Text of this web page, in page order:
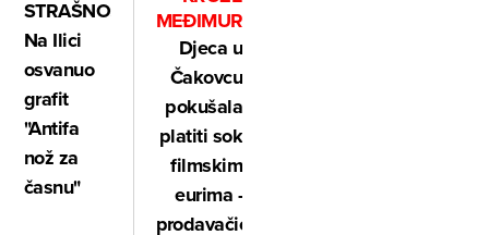
STRAŠNO:
Na Ilici
osvanuo
grafit
"Antifa
nož za
časnu"
MEĐIMURJEM
Djeca u
Čakovcu
pokušala
platiti sok
filmskim
eurima -
prodavačica